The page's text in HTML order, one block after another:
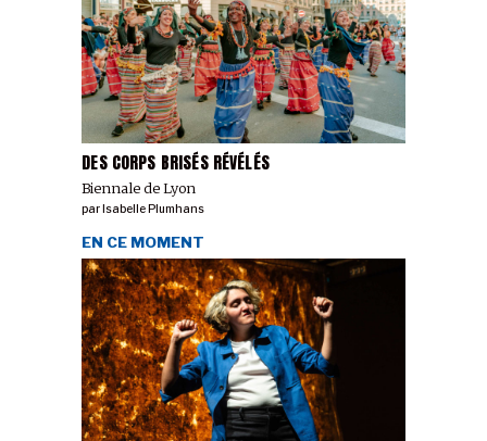
DES CORPS BRISÉS RÉVÉLÉS
Biennale de Lyon
par Isabelle Plumhans
EN CE MOMENT